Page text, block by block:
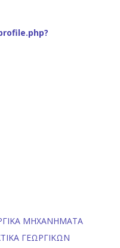
ΜΗΧΑΝΗΜΑΤΑ
ΓΕΩΡΓΙΚΩΝ